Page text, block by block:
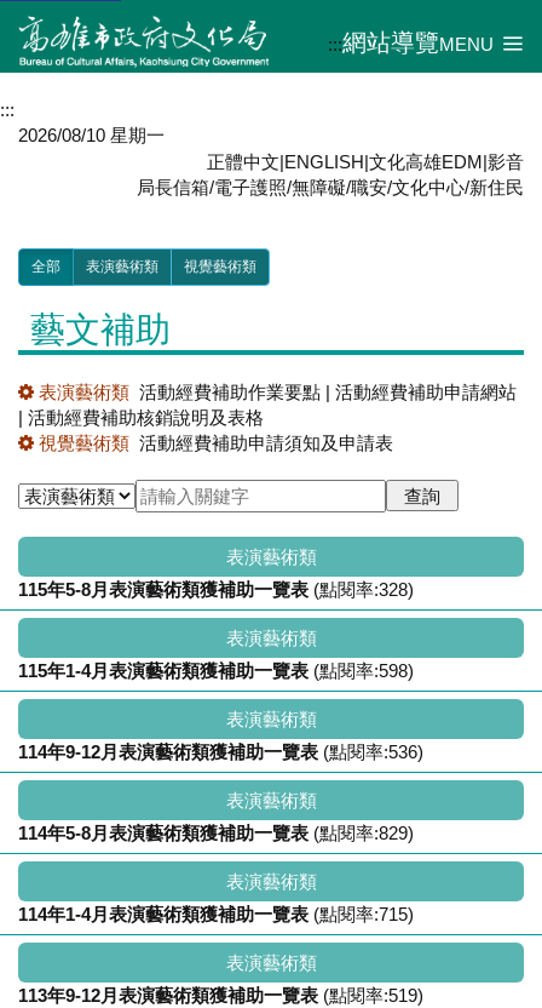
:::網站導覽MENU
:::
2026/08/10 星期一
正體中文|ENGLISH|文化高雄EDM|影音
局長信箱/電子護照/無障礙/職安/文化中心/新住民
全部 表演藝術類 視覺藝術類
藝文補助
表演藝術類 活動經費補助作業要點 | 活動經費補助申請網站
| 活動經費補助核銷說明及表格
視覺藝術類 活動經費補助申請須知及申請表
表演藝術類
115年5-8月表演藝術類獲補助一覽表 (點閱率:328)
表演藝術類
115年1-4月表演藝術類獲補助一覽表 (點閱率:598)
表演藝術類
114年9-12月表演藝術類獲補助一覽表 (點閱率:536)
表演藝術類
114年5-8月表演藝術類獲補助一覽表 (點閱率:829)
表演藝術類
114年1-4月表演藝術類獲補助一覽表 (點閱率:715)
表演藝術類
113年9-12月表演藝術類獲補助一覽表 (點閱率:519)